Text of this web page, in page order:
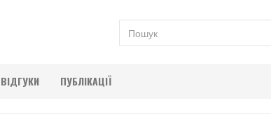
ВІДГУКИ ПУБЛІКАЦІЇ